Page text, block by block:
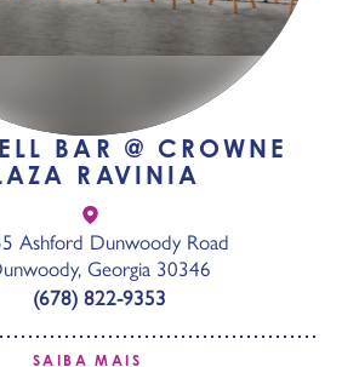
BAR @ CROWNE
RAVINIA
Ashford Dunwoody Road
Georgia 30346
(678) 822-9353
SAIBA MAIS